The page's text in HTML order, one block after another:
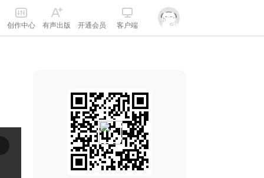
创作中心 有声出版 开通会员 客户端